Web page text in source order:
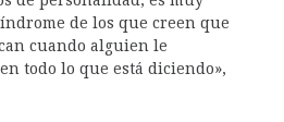
de los que creen que
cuando alguien le
todo lo que está diciendo»,